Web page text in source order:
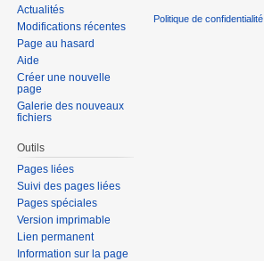
Actualités
Modifications récentes
Page au hasard
Aide
Créer une nouvelle
page
Galerie des nouveaux
fichiers
Outils
Pages liées
Suivi des pages liées
Pages spéciales
Version imprimable
Lien permanent
Information sur la page
Politique de confidentialité